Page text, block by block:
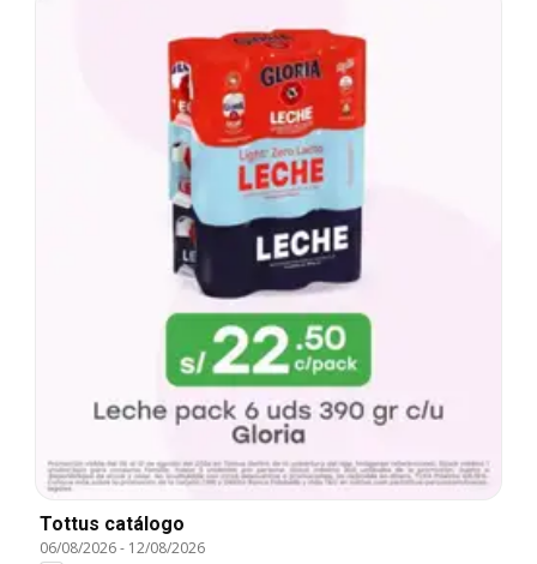
Tottus catálogo
06/08/2026- 12/08/2026